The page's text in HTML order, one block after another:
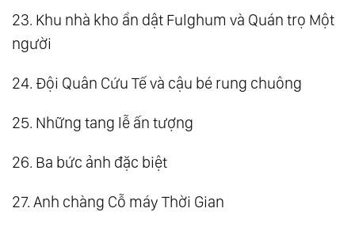
23. Khu nhà kho ẩn dật Fulghum và Quán trọ Một
người
24. Đội Quân Cứu Tế và cậu bé rung chuông
25. Những tang lễ ấn tượng
26. Ba bức ảnh đặc biệt
27. Anh chàng Cỗ máy Thời Gian